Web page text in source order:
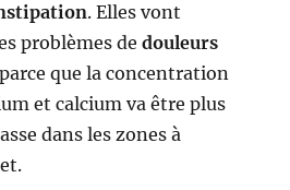
. Elles vont
problèmes dedouleurs
parce que la concentration
et calcium va être plus
dans les zones à